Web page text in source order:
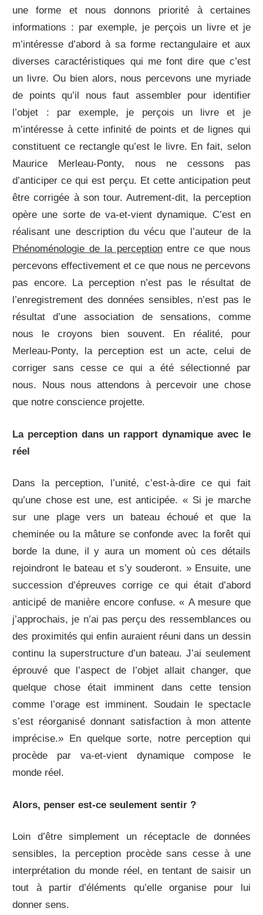
une forme et nous donnons priorité à certaines
informations : par exemple, je perçois un livre et je
m’intéresse d’abord à sa forme rectangulaire et aux
diverses caractéristiques qui me font dire que c’est
un livre. Ou bien alors, nous percevons une myriade
de points qu’il nous faut assembler pour identifier
l’objet : par exemple, je perçois un livre et je
m’intéresse à cette infinité de points et de lignes qui
constituent ce rectangle qu’est le livre. En fait, selon
Maurice Merleau-Ponty, nous ne cessons pas
d’anticiper ce qui est perçu. Et cette anticipation peut
être corrigée à son tour. Autrement-dit, la perception
opère une sorte de va-et-vient dynamique. C’est en
réalisant une description du vécu que l’auteur de la
Phénoménologie de la perceptionentre ce que nous
percevons effectivement et ce que nous ne percevons
pas encore. La perception n’est pas le résultat de
l’enregistrement des données sensibles, n’est pas le
résultat d’une association de sensations, comme
nous le croyons bien souvent. En réalité, pour
Merleau-Ponty, la perception est un acte, celui de
corriger sans cesse ce qui a été sélectionné par
nous. Nous nous attendons à percevoir une chose
que notre conscience projette.
La perception dans un rapport dynamique avec le
réel
Dans la perception, l’unité, c’est-à-dire ce qui fait
qu’une chose est une, est anticipée. « Si je marche
sur une plage vers un bateau échoué et que la
cheminée ou la mâture se confonde avec la forêt qui
borde la dune, il y aura un moment où ces détails
rejoindront le bateau et s’y souderont. » Ensuite, une
succession d’épreuves corrige ce qui était d’abord
anticipé de manière encore confuse. « A mesure que
j’approchais, je n’ai pas perçu des ressemblances ou
des proximités qui enfin auraient réuni dans un dessin
continu la superstructure d’un bateau. J’ai seulement
éprouvé que l’aspect de l’objet allait changer, que
quelque chose était imminent dans cette tension
comme l’orage est imminent. Soudain le spectacle
s’est réorganisé donnant satisfaction à mon attente
imprécise.» En quelque sorte, notre perception qui
procède par va-et-vient dynamique compose le
monde réel.
Alors, penser est-ce seulement sentir ?
Loin d’être simplement un réceptacle de données
sensibles, la perception procède sans cesse à une
interprétation du monde réel, en tentant de saisir un
tout à partir d’éléments qu’elle organise pour lui
donner sens.